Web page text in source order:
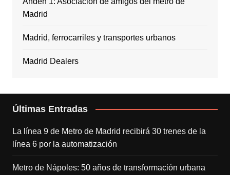
Madrid
Madrid, ferrocarriles y transportes urbanos
Madrid Dealers
Últimas Entradas
La línea 9 de Metro de Madrid recibirá 30 trenes de la
línea 6 por la automatización
Metro de Nápoles: 50 años de transformación urbana